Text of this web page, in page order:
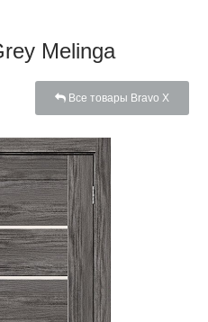
Melinga
Все товары Bravo X